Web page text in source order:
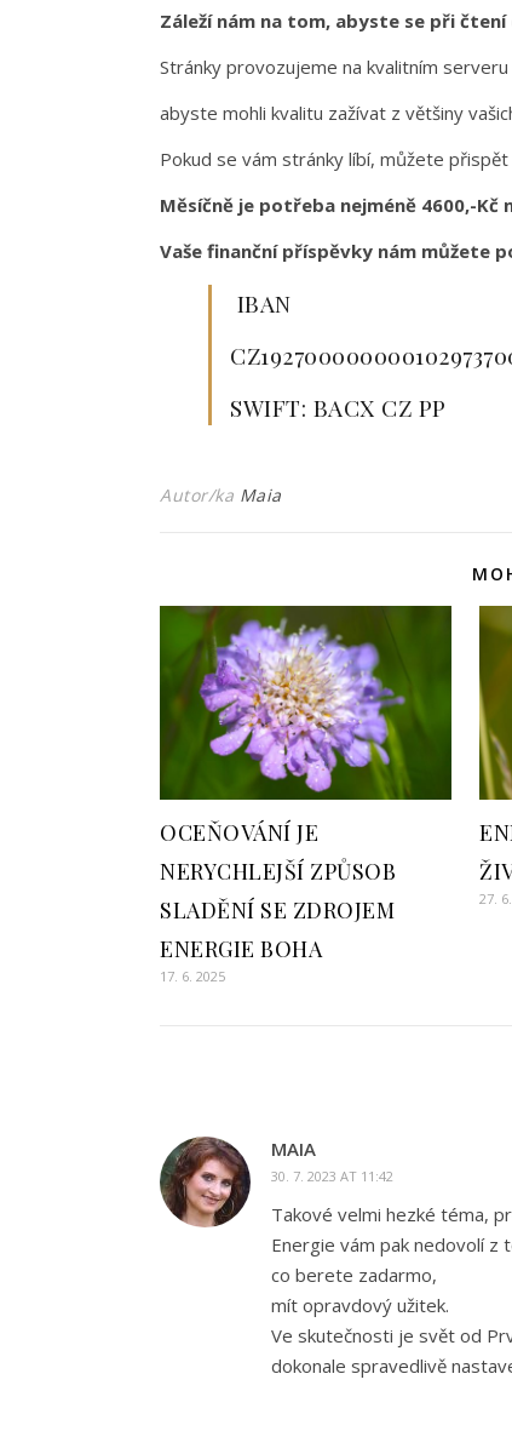
Záleží nám na tom, abyste se při
Stránky provozujeme na kvalitním
abyste mohli kvalitu zažívat z většiny
Pokud se vám stránky líbí, můžete
Měsíčně je potřeba nejméně 4600,-
Vaše finanční příspěvky nám můžete
IBAN
SWIFT: BACX CZ PP
Autor/ka Maia
OCEŇOVÁNÍ JE
NERYCHLEJŠÍ ZPŮSOB
SLADĚNÍ SE ZDROJEM
ENERGIE BOHA
17. 6. 2025
27.
MAIA
30. 7. 2023 AT 11:42
Takové velmi hezké téma,
Energie vám pak nedovolí z
co berete zadarmo,
mít opravdový užitek.
Ve skutečnosti je svět od
dokonale spravedlivě